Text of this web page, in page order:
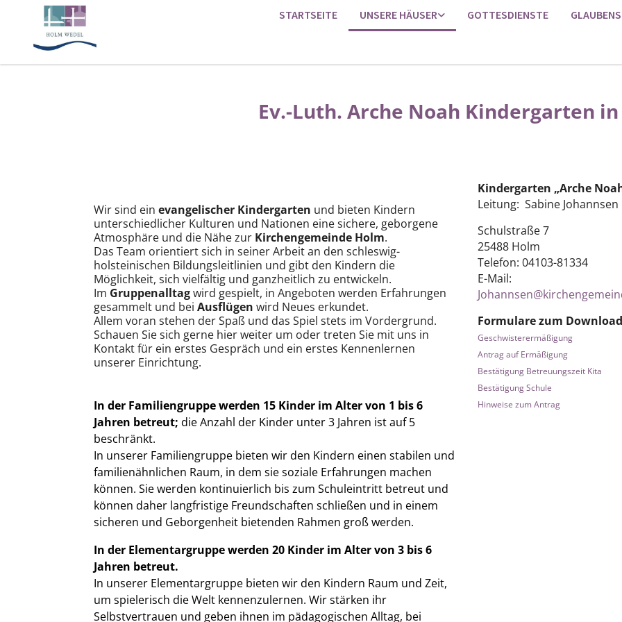
STARTSEITE UNSERE HÄUSER GOTTESDIENSTE
Ev.-Luth. Arche Noah Kindergarten
Wir sind ein evangelischer Kindergarten und bieten Kindern
unterschiedlicher Kulturen und Nationen eine sichere, geborgene
Atmosphäre und die Nähe zur Kirchengemeinde Holm.
Das Team orientiert sich in seiner Arbeit an den schleswig-
holsteinischen Bildungsleitlinien und gibt den Kindern die
Möglichkeit, sich vielfältig und ganzheitlich zu entwickeln.
Im Gruppenalltagwird gespielt, in Angeboten werden Erfahrungen
gesammelt und bei Ausflügen wird Neues erkundet.
Allem voran stehen der Spaß und das Spiel stets im Vordergrund.
Schauen Sie sich gerne hier weiter um oder treten Sie mit uns in
Kontakt für ein erstes Gespräch und ein erstes Kennenlernen
unserer Einrichtung.
In der Familiengruppe werden 15 Kinder im Alter von 1 bis 6
Jahren betreut; die Anzahl der Kinder unter 3 Jahren ist auf 5
beschränkt.
In unserer Familiengruppe bieten wir den Kindern einen stabilen und
familienähnlichen Raum, in dem sie soziale Erfahrungen machen
können. Sie werden kontinuierlich bis zum Schuleintritt betreut und
können daher langfristige Freundschaften schließen und in einem
sicheren und Geborgenheit bietenden Rahmen groß werden.
In der Elementargruppe werden 20 Kinder im Alter von 3 bis 6
Jahren betreut.
In unserer Elementargruppe bieten wir den Kindern Raum und Zeit,
um spielerisch die Welt kennenzulernen. Wir stärken ihr
Selbstvertrauen und geben ihnen im pädagogischen Alltag, bei
Kindergarten „Arche
Leitung: Sabine Johannsen
Schulstraße 7
25488 Holm
Telefon: 04103-81334
E-Mail:
Formulare zum
Geschwisterermäßigung
Antragauf Ermäßigung
Bestätigung Betreuungszeit Kita
BestätigungSchule
Hinweise zum Antrag